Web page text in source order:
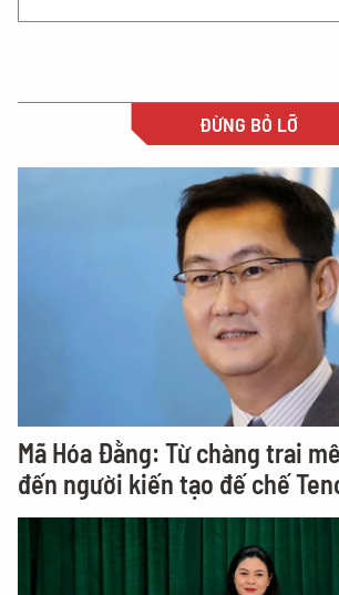
ĐỪNG BỎ LỠ
Mã Hóa Đằng: Từ chàng trai
đến người kiến tạo đế chế